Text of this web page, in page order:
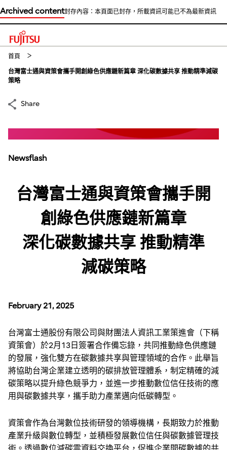
Archived content封存內容：本頁面已封存，所載資訊可能已不為最新資訊
This is a skip link click here to skip to main contents
首頁
台灣富士通與資策會攜手開創綠色供應鏈新篇章 深化碳數據共享 推動精準減碳
策略
Share
Newsflash
台灣富士通與資策會攜手開
創綠色供應鏈新篇章
深化碳數據共享 推動精準
減碳策略
February 21, 2025
台灣富士通股份有限公司與財團法人資訊工業策進會（下稱
資策會）於2月13日簽署合作備忘錄，共同推動綠色供應鏈
的發展，強化雙方在碳數據共享與管理領域的合作。此舉旨
將協助台灣企業建立透明的碳排放管理體系，制定精確的減
碳策略以提升綠色競爭力，並進一步推動數位信任技術的應
用與碳數據共享，攜手助力產業邁向低碳轉型。
資策會作為台灣數位技術研發的領導機構，長期致力於推動
產業升級與數位轉型，並積極發展數位信任與碳數據管理技